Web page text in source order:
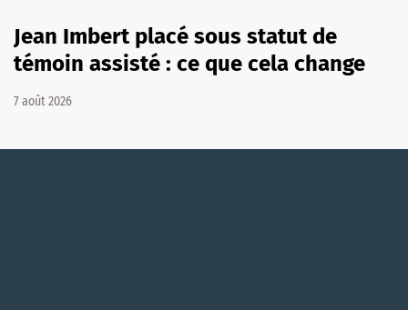
Jean Imbert placé sous statut de
témoin assisté : ce que cela change
7 août 2026